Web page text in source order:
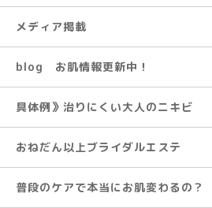
メディア掲載
blog お肌情報更新中！
具体例》治りにくい大人のニキビ
おねだん以上ブライダルエステ
普段のケアで本当にお肌変わるの？